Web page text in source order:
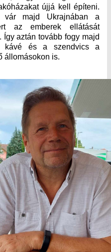
újjá kell építeni.
vár majd Ukrajnában a
az emberek ellátását
aztán tovább fogy majd
és a szendvics a
állomásokon is.